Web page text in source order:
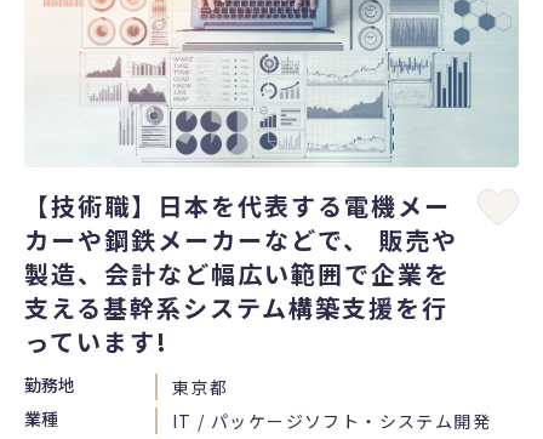
【技術職】日本を代表する電機メー
カーや鋼鉄メーカーなどで、 販売や
製造、会計など幅広い範囲で企業を
支える基幹系システム構築支援を行
っています!
勤務地
東京都
業種
IT / パッケージソフト・システム開発